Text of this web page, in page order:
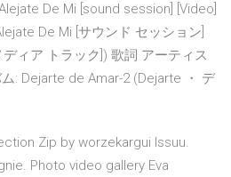
De Mi [sound session] [Video]
De Mi [サウンド セッション]
ディア トラック]) 歌詞 アーティス
: Dejarte de Amar-2 (Dejarte ・ デ
Zip by worzekargui Issuu.
Photo video gallery Eva